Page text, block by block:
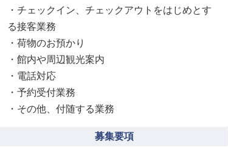
・チェックイン、チェックアウトをはじめとす
る接客業務
・荷物のお預かり
・館内や周辺観光案内
・電話対応
・予約受付業務
・その他、付随する業務
募集要項